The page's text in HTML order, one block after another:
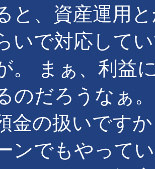
と、資産運用
いで対応して
。 まぁ、利益
のだろうなぁ
金の扱いです
ンでもやって